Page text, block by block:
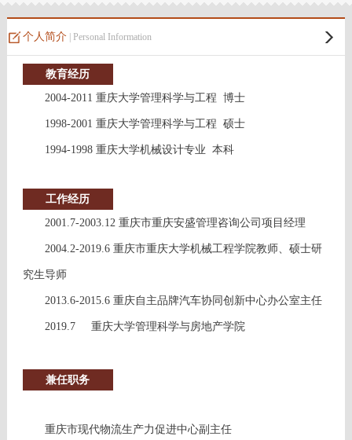
个人简介| Personal Information
教育经历
2004-2011 重庆大学管理科学与工程 博士
1998-2001 重庆大学管理科学与工程 硕士
1994-1998 重庆大学机械设计专业 本科
工作经历
2001.7-2003.12 重庆市重庆安盛管理咨询公司项目经理
2004.2-2019.6 重庆市重庆大学机械工程学院教师、硕士研
究生导师
2013.6-2015.6 重庆自主品牌汽车协同创新中心办公室主任
2019.7 重庆大学管理科学与房地产学院
兼任职务
重庆市现代物流生产力促进中心副主任